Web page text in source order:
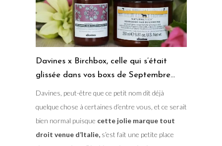
Davines x Birchbox, celle qui s’était
glissée dans vos boxs de Septembre…
Davines, peut-être que ce petit nom dit déjà
quelque chose à certaines d’entre vous, et ce serait
bien normal puisque cette jolie marque tout
droit venue d’Italie,s’est fait une petite place